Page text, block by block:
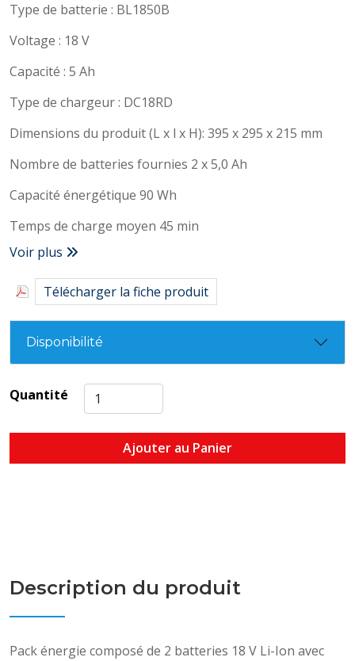
Type de batterie : BL1850B
Voltage : 18 V
Capacité : 5 Ah
Type de chargeur : DC18RD
Dimensions du produit (L x l x H): 395 x 295 x 215 mm
Nombre de batteries fournies 2 x 5,0 Ah
Capacité énergétique 90 Wh
Temps de charge moyen 45 min
Voir plus
Télécharger la fiche produit
Disponibilité
Quantité
Ajouter au Panier
Description du produit
Pack énergie composé de 2 batteries 18 V Li-Ion avec